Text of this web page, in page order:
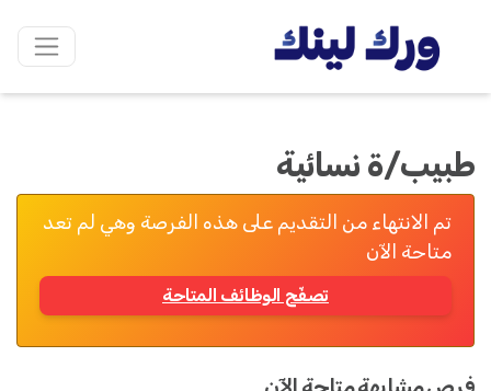
طبيب/ة نسائية
تم الانتهاء من التقديم على هذه الفرصة وهي لم تعد
متاحة الآن
تصفّح الوظائف المتاحة